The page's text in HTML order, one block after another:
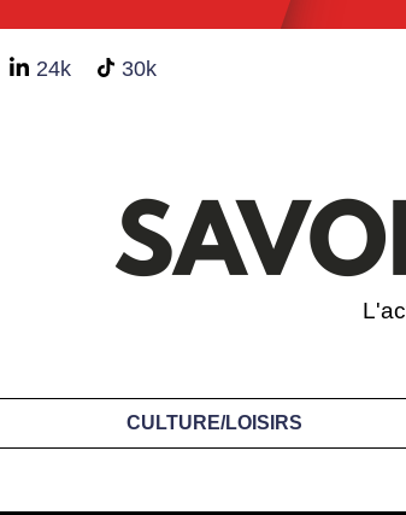
24k 30k
CULTURE/LOISIRS